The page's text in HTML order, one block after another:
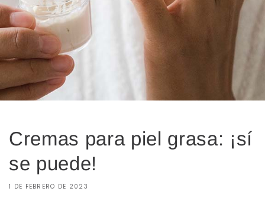
Cremas para piel grasa: ¡sí
se puede!
1 DE FEBRERO DE 2023